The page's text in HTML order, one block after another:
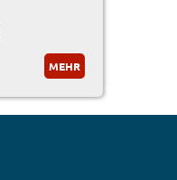
MEHR